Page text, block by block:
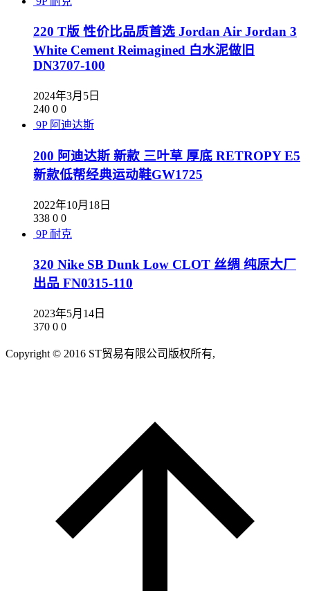
220 T版 性价比品质首选 Jordan Air Jordan 3
White Cement Reimagined 白水泥做旧
DN3707-100
2024年3月5日
240 0 0
9P 阿迪达斯
200 阿迪达斯 新款 三叶草 厚底 RETROPY E5
新款低帮经典运动鞋GW1725
2022年10月18日
338 0 0
9P 耐克
320 Nike SB Dunk Low CLOT 丝绸 纯原大厂
出品 FN0315-110
2023年5月14日
370 0 0
Copyright © 2016 ST贸易有限公司版权所有,